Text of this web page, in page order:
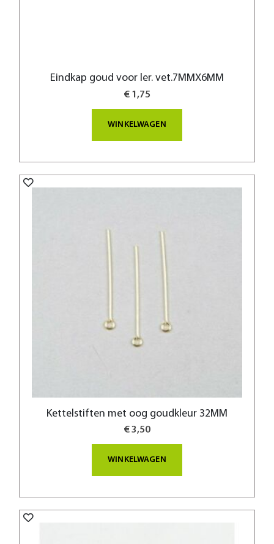
Eindkap goud voor ler. vet.7MMX6MM
€ 1,75
WINKELWAGEN
Kettelstiften met oog goudkleur 32MM
€ 3,50
WINKELWAGEN